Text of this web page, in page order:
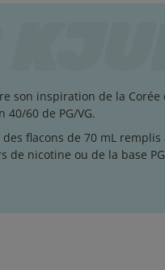
son inspiration de la Corée
60 de PG/VG.
flacons de 70 mL remplis
nicotine ou de la base